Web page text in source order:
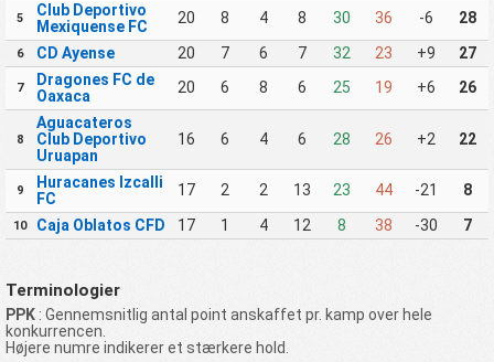
5
Club Deportivo
Mexiquense FC
20 8 4 8 30 36 -6 28
6 CD Ayense 20 7 6 7 32 23 +9 27
7
Dragones FC de
Oaxaca
20 6 8 6 25 19 +6 26
8
Aguacateros
Club Deportivo
Uruapan
16 6 4 6 28 26 +2 22
9
Huracanes Izcalli
FC
17 2 2 13 23 44 -21 8
10 Caja Oblatos CFD 17 1 4 12 8 38 -30 7
Terminologier
PPK : Gennemsnitlig antal point anskaffet pr. kamp over hele
konkurrencen.
Højere numre indikerer et stærkere hold.